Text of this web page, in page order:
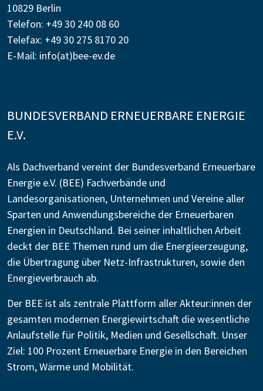
10829 Berlin
Telefon: +49 30 240 08 60
Telefax: +49 30 275 8170 20
E-Mail: info(at)bee-ev.de
BUNDESVERBAND ERNEUERBARE ENERGIE
E.V.
Als Dachverband vereint der Bundesverband Erneuerbare
Energie e.V. (BEE) Fachverbände und
Landesorganisationen, Unternehmen und Vereine aller
Sparten und Anwendungsbereiche der Erneuerbaren
Energien in Deutschland. Bei seiner inhaltlichen Arbeit
deckt der BEE Themen rund um die Energieerzeugung,
die Übertragung über Netz-Infrastrukturen, sowie den
Energieverbrauch ab.
Der BEE ist als zentrale Plattform aller Akteur:innen der
gesamten modernen Energiewirtschaft die wesentliche
Anlaufstelle für Politik, Medien und Gesellschaft. Unser
Ziel: 100 Prozent Erneuerbare Energie in den Bereichen
Strom, Wärme und Mobilität.